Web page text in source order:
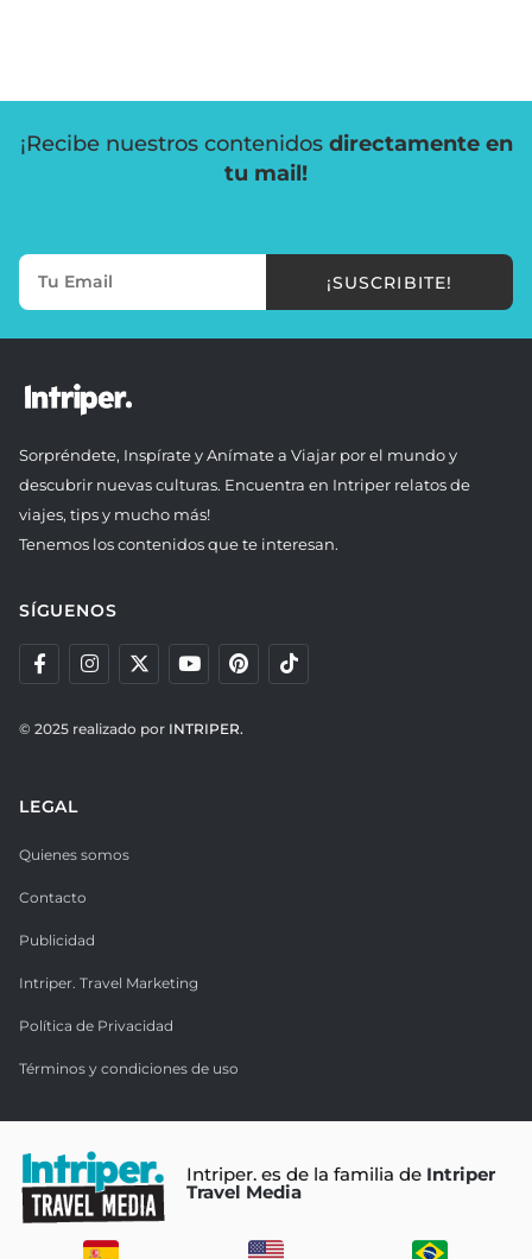
¡Recibe nuestros contenidos directamente en
tu mail!
¡SUSCRIBITE!
Sorpréndete, Inspírate y Anímate a Viajar por el mundo y
descubrir nuevas culturas. Encuentra en Intriper relatos de
viajes, tips y mucho más!
Tenemos los contenidos que te interesan.
SÍGUENOS
© 2025 realizado por INTRIPER.
LEGAL
Quienes somos
Contacto
Publicidad
Intriper. Travel Marketing
Política de Privacidad
Términos y condiciones de uso
Intriper. es de la familia de Intriper
Travel Media